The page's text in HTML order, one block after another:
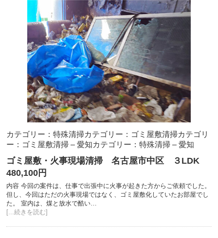
カテゴリー：特殊清掃カテゴリー：ゴミ屋敷清掃カテゴリ
ー：ゴミ屋敷清掃 – 愛知カテゴリー：特殊清掃 – 愛知
ゴミ屋敷・火事現場清掃 名古屋市中区 ３LDK
480,100円
内容 今回の案件は、仕事で出張中に火事が起きた方からご依頼でした。
但し、今回はただの火事現場ではなく、ゴミ屋敷化していたお部屋でし
た。 室内は、煤と放水で酷い…
[...続きを読む]